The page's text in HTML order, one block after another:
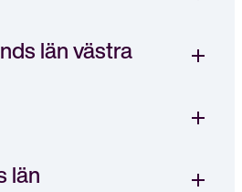
län västra
län